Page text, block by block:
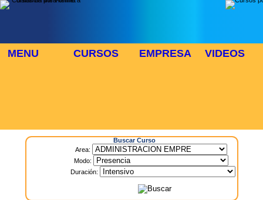
MENU CURSOS EMPRESA VIDEOS
Buscar Curso
Area:
Modo:
Duración: